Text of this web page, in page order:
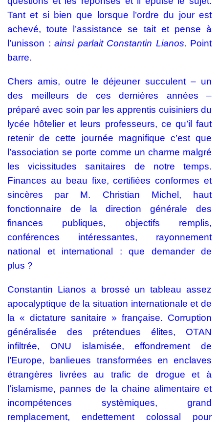
Tant et si bien que lorsque l’ordre du jour est
achevé, toute l’assistance se tait et pense à
l’unisson : ainsi parlait Constantin Lianos. Point
barre.
Chers amis, outre le déjeuner succulent – un
des meilleurs de ces dernières années –
préparé avec soin par les apprentis cuisiniers du
lycée hôtelier et leurs professeurs, ce qu’il faut
retenir de cette journée magnifique c’est que
l’association se porte comme un charme malgré
les vicissitudes sanitaires de notre temps.
Finances au beau fixe, certifiées conformes et
sincères par M. Christian Michel, haut
fonctionnaire de la direction générale des
finances publiques, objectifs remplis,
conférences intéressantes, rayonnement
national et international : que demander de
plus ?
Constantin Lianos a brossé un tableau assez
apocalyptique de la situation internationale et de
la « dictature sanitaire » française. Corruption
généralisée des prétendues élites, OTAN
infiltrée, ONU islamisée, effondrement de
l’Europe, banlieues transformées en enclaves
étrangères livrées au trafic de drogue et à
l’islamisme, pannes de la chaine alimentaire et
incompétences systèmiques, grand
remplacement, endettement colossal pour